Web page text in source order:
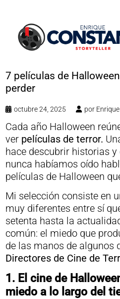
7 películas de
perder
octubre 24, 2025 por Enrique
Cada año Halloween
ver películas de terror.
hace descubrir historias
nunca habíamos oído
películas de Halloween
Mi selección consiste en
muy diferentes entre sí
setenta hasta la
común: el miedo que
de las manos de algunos
Directores de Cine de
1. El cine de
miedo a lo largo del